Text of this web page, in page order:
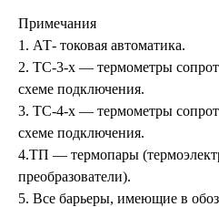
Примечания
1. АТ- токовая автоматика.
2. ТС-3-х — термометры
схеме подключения.
3. ТС-4-х — термометры
схеме подключения.
4.ТП — термопары
преобразователи).
5. Все барьеры, имеющие в